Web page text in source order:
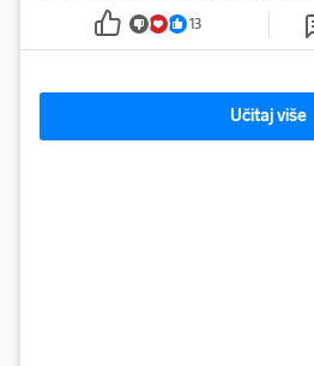
13
Učitaj više